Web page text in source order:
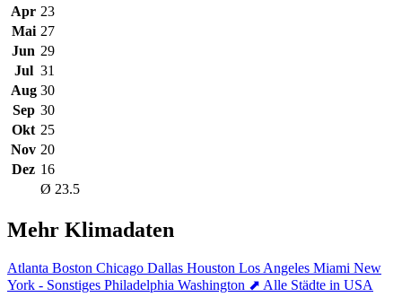
Apr 23
Mai 27
Jun 29
Jul 31
Aug 30
Sep 30
Okt 25
Nov 20
Dez 16
Ø 23.5
Mehr Klimadaten
Atlanta Boston Chicago Dallas Houston Los Angeles Miami New
York - Sonstiges Philadelphia Washington ⬈ Alle Städte in USA